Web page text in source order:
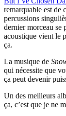
remarquable est de
percussions
dernier morceau se
acoustique vient le
ça.
La musique de
qui nécessite que
ça peut devenir
Un des meilleurs
ça, c’est que je ne